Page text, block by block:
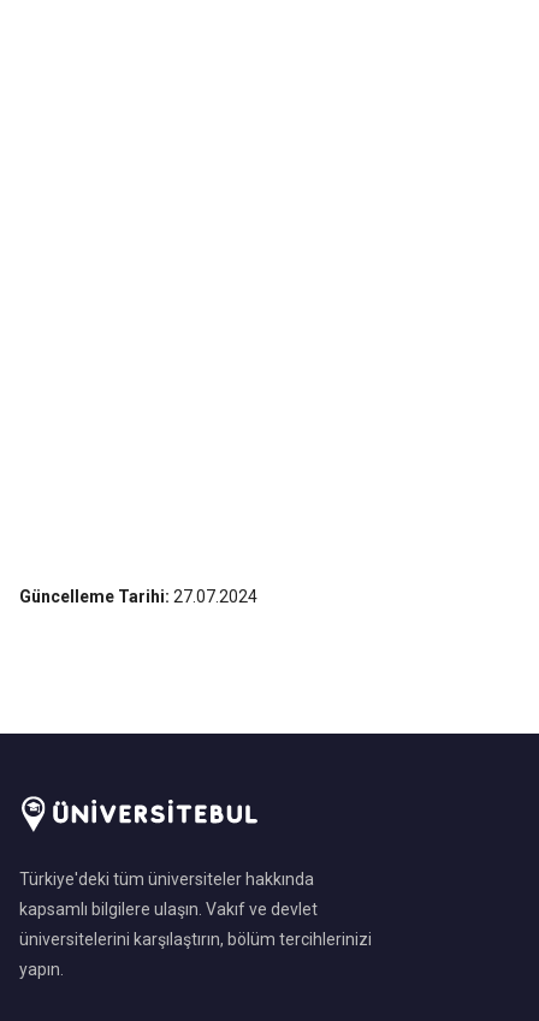
Güncelleme Tarihi: 27.07.2024
Türkiye'deki tüm üniversiteler hakkında
kapsamlı bilgilere ulaşın. Vakıf ve devlet
üniversitelerini karşılaştırın, bölüm tercihlerinizi
yapın.